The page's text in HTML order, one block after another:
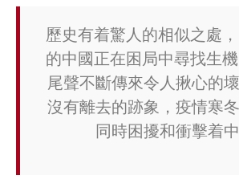
歷史有着驚人的相似之處
的中國正在困局中尋找生
尾聲不斷傳來令人揪心的
沒有離去的跡象，疫情寒
同時困擾和衝擊着中